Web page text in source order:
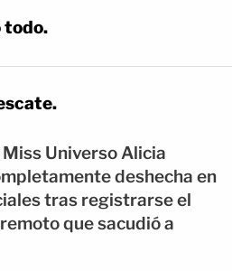
todo.
Universo Alicia
deshecha en
tras registrarse el
que sacudió a